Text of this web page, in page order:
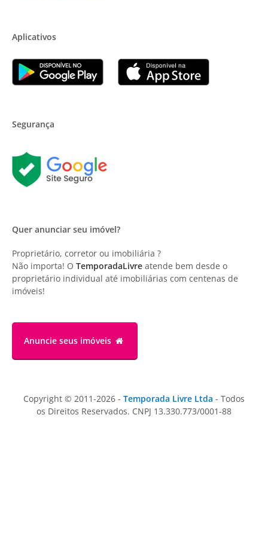
Aplicativos
Segurança
Quer anunciar seu imóvel?
Proprietário, corretor ou imobiliária ?
Não importa! O TemporadaLivre atende bem desde o
proprietário individual até imobiliárias com centenas de
imóveis!
Anuncie seus imóveis
Copyright © 2011-2026 - Temporada Livre Ltda - Todos
os Direitos Reservados. CNPJ 13.330.773/0001-88